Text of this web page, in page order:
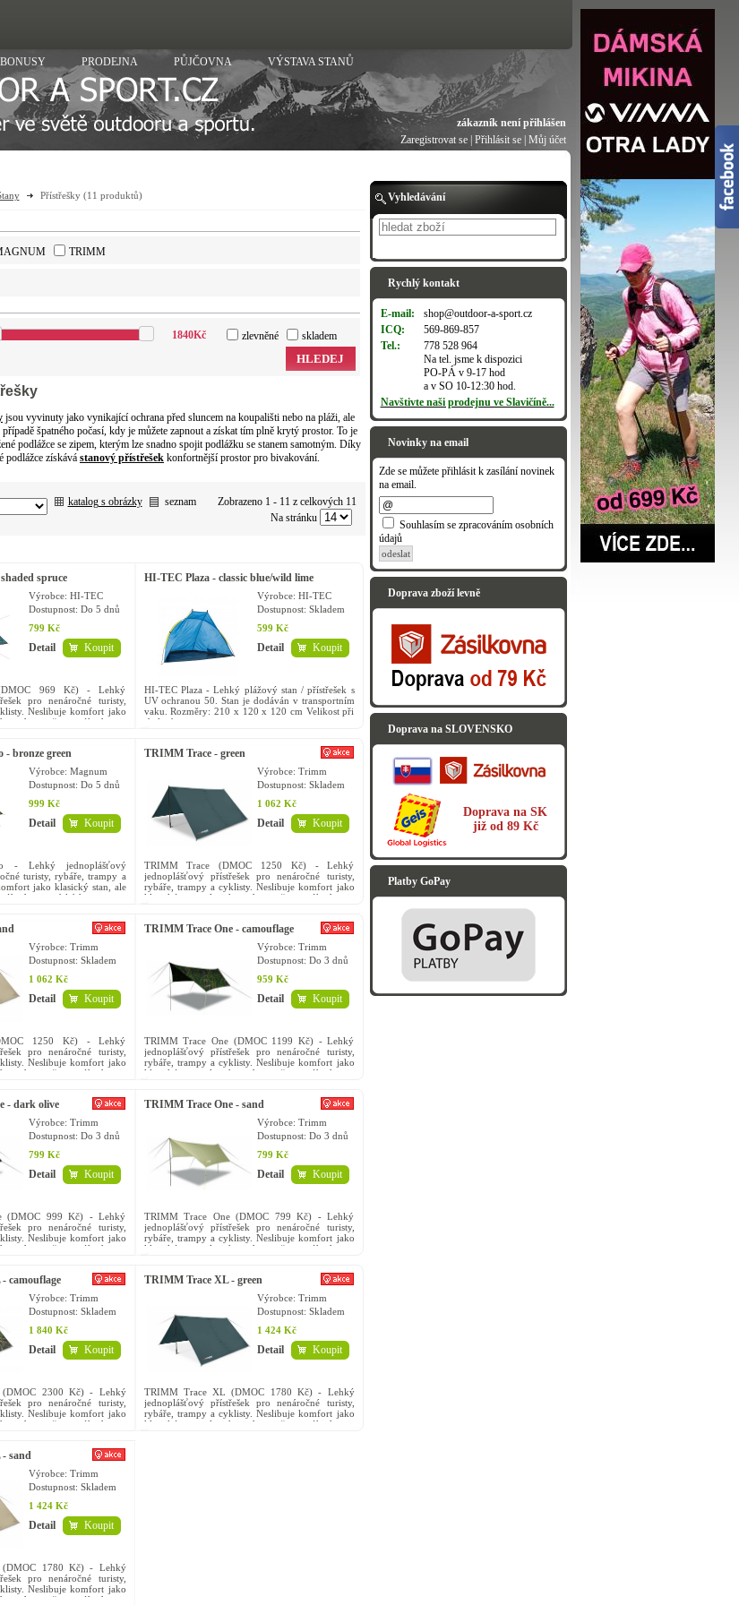
BONUSY PRODEJNA PŮJČOVNA VÝSTAVA STANŮ
zákazník není přihlášen
Zaregistrovat se| Přihlásit se| Můj účet
Přístřešky(11 produktů)
TRIMM
1840Kč zlevněné skladem
HLEDEJ
jsou vyvinuty jako vynikající ochrana před sluncem na koupališti nebo na pláži, ale
špatného počasí, kdy je můžete zapnout a získat tím plně krytý prostor. To je
podlážce se zipem, kterým lze snadno spojit podlážku se stanem samotným. Díky
podlážce získává stanový přístřešek konfortnější prostor pro bivakování.
katalog s obrázky seznam
Zobrazeno 1 - 11 z celkových 11
Na stránku
spruce
Výrobce: HI-TEC
Dostupnost: Do 5 dnů
799 Kč
Detail Koupit
969 Kč) - Lehký
pro nenáročné turisty,
Neslibuje komfort jako
jednoznačnou výhodou je
HI-TEC Plaza - classic blue/wild lime
Výrobce: HI-TEC
Dostupnost: Skladem
599 Kč
Detail Koupit
HI-TEC Plaza - Lehký plážový stan / přístřešek s
UV ochranou 50. Stan je dodáván v transportním
vaku. Rozměry: 210 x 120 x 120 cm Velikost při
sbalení:...
- bronze green
Výrobce: Magnum
Dostupnost: Do 5 dnů
999 Kč
Detail Koupit
- Lehký jednoplášťový
turisty, rybáře, trampy a
jako klasický stan, ale
je nízká hmotnost a
TRIMM Trace - green
Výrobce: Trimm
Dostupnost: Skladem
1 062 Kč
Detail Koupit
TRIMM Trace (DMOC 1250 Kč) - Lehký
jednoplášťový přístřešek pro nenáročné turisty,
rybáře, trampy a cyklisty. Neslibuje komfort jako
klasický stan, ale jeho jednoznačnou výhodou je
Výrobce: Trimm
Dostupnost: Skladem
1 062 Kč
Detail Koupit
1250 Kč) - Lehký
pro nenáročné turisty,
Neslibuje komfort jako
jednoznačnou výhodou je
TRIMM Trace One - camouflage
Výrobce: Trimm
Dostupnost: Do 3 dnů
959 Kč
Detail Koupit
TRIMM Trace One (DMOC 1199 Kč) - Lehký
jednoplášťový přístřešek pro nenáročné turisty,
rybáře, trampy a cyklisty. Neslibuje komfort jako
klasický stan, ale jeho jednoznačnou výhodou je
- dark olive
Výrobce: Trimm
Dostupnost: Do 3 dnů
799 Kč
Detail Koupit
(DMOC 999 Kč) - Lehký
pro nenáročné turisty,
Neslibuje komfort jako
jednoznačnou výhodou je
TRIMM Trace One - sand
Výrobce: Trimm
Dostupnost: Do 3 dnů
799 Kč
Detail Koupit
TRIMM Trace One (DMOC 799 Kč) - Lehký
jednoplášťový přístřešek pro nenáročné turisty,
rybáře, trampy a cyklisty. Neslibuje komfort jako
klasický stan, ale jeho jednoznačnou výhodou je
camouflage
Výrobce: Trimm
Dostupnost: Skladem
1 840 Kč
Detail Koupit
2300 Kč) - Lehký
pro nenáročné turisty,
Neslibuje komfort jako
jednoznačnou výhodou je
TRIMM Trace XL - green
Výrobce: Trimm
Dostupnost: Skladem
1 424 Kč
Detail Koupit
TRIMM Trace XL (DMOC 1780 Kč) - Lehký
jednoplášťový přístřešek pro nenáročné turisty,
rybáře, trampy a cyklisty. Neslibuje komfort jako
klasický stan, ale jeho jednoznačnou výhodou je
sand
Výrobce: Trimm
Dostupnost: Skladem
1 424 Kč
Detail Koupit
1780 Kč) - Lehký
pro nenáročné turisty,
Neslibuje komfort jako
jednoznačnou výhodou je
Vyhledávání
Rychlý kontakt
E-mail:
shop@outdoor-a-sport.cz
ICQ:
569-869-857
Tel.:
778 528 964
Na tel. jsme k dispozici
PO-PÁ v 9-17 hod
a v SO 10-12:30 hod.
Navštivte naši prodejnu ve Slavičíně...
Novinky na email
Zde se můžete přihlásit k zasílání novinek
na email.
Souhlasím se zpracováním osobních
údajů
odeslat
Doprava zboží levně
Doprava na SLOVENSKO
Doprava na SK
již od 89 Kč
Platby GoPay